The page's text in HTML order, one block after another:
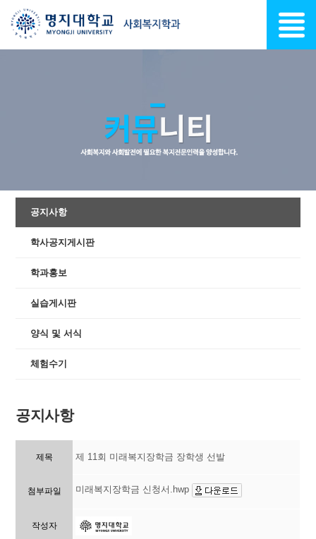
공지사항
학사공지게시판
학과홍보
실습게시판
양식 및 서식
체험수기
공지사항
제목 제 11회 미래복지장학금 장학생 선발
첨부파일 미래복지장학금 신청서.hwp
작성자